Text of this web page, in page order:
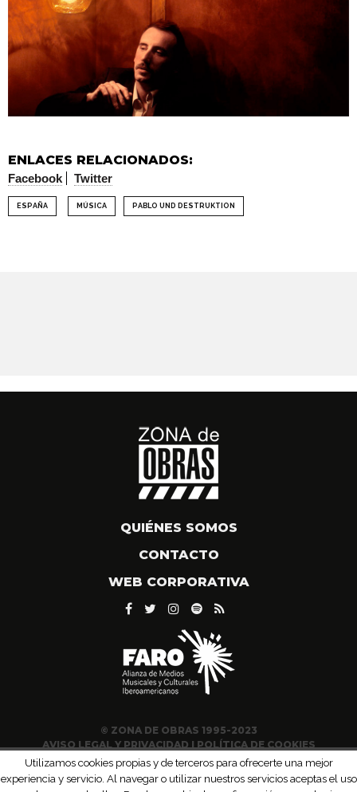
ENLACES RELACIONADOS:
Facebook Twitter
ESPAÑA MÚSICA PABLO UND DESTRUKTION
QUIÉNES SOMOS
CONTACTO
WEB CORPORATIVA
© ZONA DE OBRAS 1995-2023
AVISO LEGAL Y PRIVACIDAD|POLÍTICA DE COOKIES
Utilizamos cookies propias y de terceros para ofrecerte una mejor
experiencia y servicio. Al navegar o utilizar nuestros servicios aceptas el uso